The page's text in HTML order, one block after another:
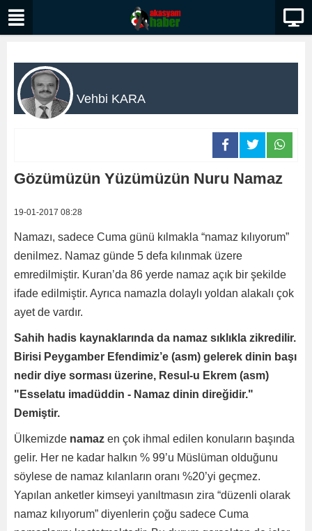
Vehbi KARA
Gözümüzün Yüzümüzün Nuru Namaz
19-01-2017 08:28
Namazı, sadece Cuma günü kılmakla “namaz kılıyorum”
denilmez. Namaz günde 5 defa kılınmak üzere
emredilmiştir. Kuran’da 86 yerde namaz açık bir şekilde
ifade edilmiştir. Ayrıca namazla dolaylı yoldan alakalı çok
ayet de vardır.
Sahih hadis kaynaklarında da namaz sıklıkla zikredilir.
Birisi Peygamber Efendimiz’e (asm) gelerek dinin başı
nedir diye sorması üzerine, Resul-u Ekrem (asm)
"Esselatu imadüddin - Namaz dinin direğidir."
Demiştir.
Ülkemizde namaz en çok ihmal edilen konuların başında
gelir. Her ne kadar halkın % 99’u Müslüman olduğunu
söylese de namaz kılanların oranı %20’yi geçmez.
Yapılan anketler kimseyi yanıltmasın zira “düzenli olarak
namaz kılıyorum” diyenlerin çoğu sadece Cuma